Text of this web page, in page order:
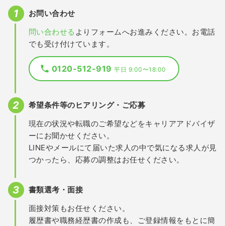
お問い合わせ
問い合わせる よりフォームへお進みください。お電話
でも受け付けています。
0120-512-919平日 9:00〜18:00
希望条件等のヒアリング・ご応募
現在の状況や転職のご希望などをキャリアアドバイザ
ーにお聞かせください。
LINEやメールにて届いた求人の中で気になる求人が見
つかったら、応募の調整はお任せください。
書類選考・面接
面接対策もお任せください。
履歴書や職務経歴書の作成も、ご登録情報をもとに簡